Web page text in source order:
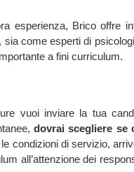
esperienza, Brico offre
come esperti di
a fini curriculum.
vuoi inviare la tua
dovrai scegliere se
condizioni di servizio,
all’attenzione dei